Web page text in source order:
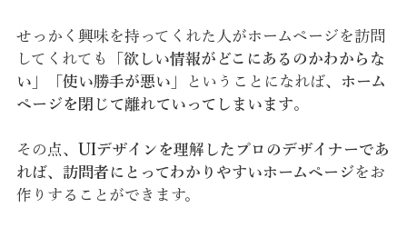
せっかく興味を持ってくれた人がホームページを訪問
してくれても
「欲しい情報がどこにあるのかわからな
い」「使い勝手が悪い」
ということになれば、
ホーム
ページを閉じて離れていってしまいます。
その点、
UIデザインを理解したプロのデザイナーであ
れば、訪問者にとってわかりやすいホームページをお
作りすることができます。